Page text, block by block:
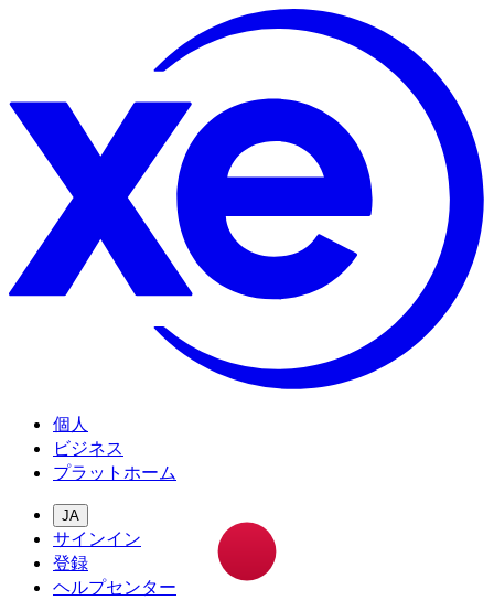
個人
ビジネス
プラットホーム
JA
サインイン
登録
ヘルプセンター